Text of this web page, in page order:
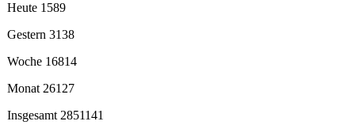
Heute 1589
Gestern 3138
Woche 16814
Monat 26127
Insgesamt 2851141